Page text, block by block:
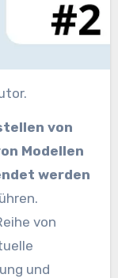
von
Modellen
werden
von
und